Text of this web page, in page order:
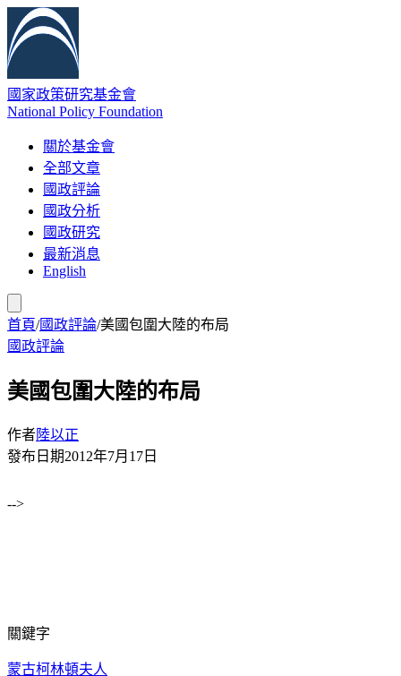
國家政策研究基金會
National Policy Foundation
關於基金會
全部文章
國政評論
國政分析
國政研究
最新消息
English
首頁/國政評論/美國包圍大陸的布局
國政評論
美國包圍大陸的布局
作者陸以正
發布日期2012年7月17日
-->
關鍵字
蒙古柯林頓夫人